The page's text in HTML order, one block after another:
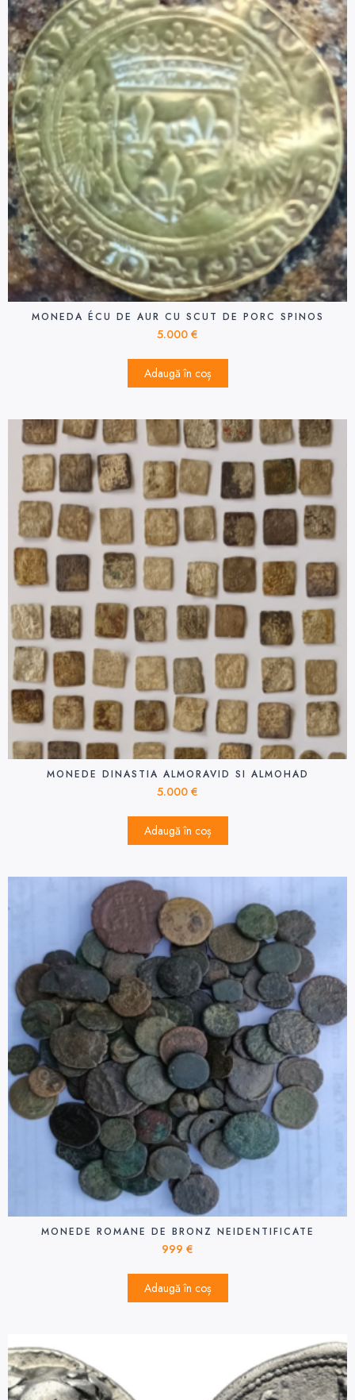
MONEDA ÉCU DE AUR CU SCUT DE PORC SPINOS
5.000 €
Adaugă în coș
MONEDE DINASTIA ALMORAVID SI ALMOHAD
5.000 €
Adaugă în coș
MONEDE ROMANE DE BRONZ NEIDENTIFICATE
999 €
Adaugă în coș